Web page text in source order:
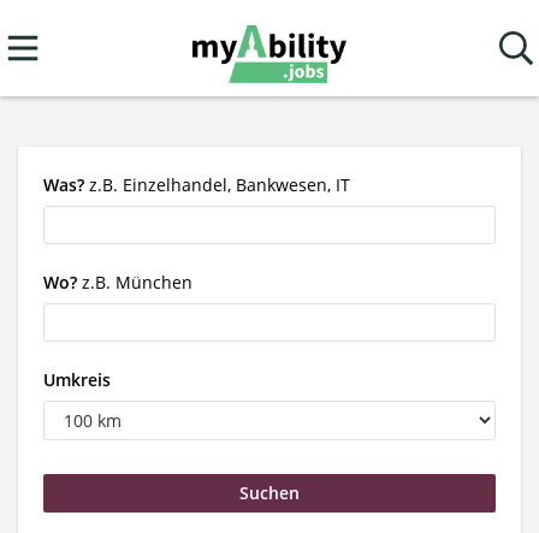
Was? z.B. Einzelhandel, Bankwesen, IT
Wo? z.B. München
Umkreis